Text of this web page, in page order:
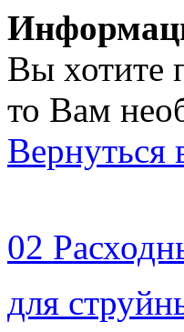
Вы хотите
то Вам
Вернуться
02
для